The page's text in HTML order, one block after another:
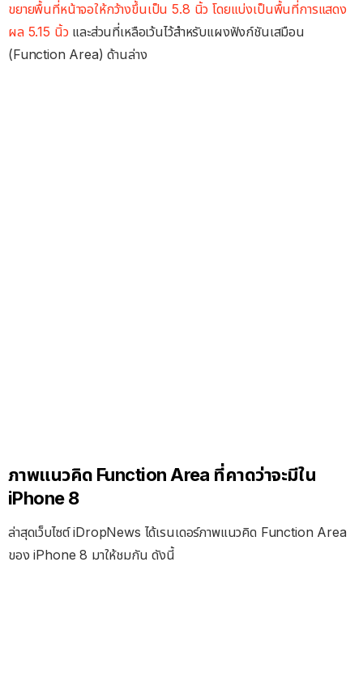
ขยายพื้นที่หน้าจอให้กว้างขึ้นเป็น 5.8 นิ้ว โดยแบ่งเป็นพื้นที่การแสดง
ผล 5.15 นิ้ว และส่วนที่เหลือเว้นไว้สำหรับแผงฟังก์ชันเสมือน
(Function Area) ด้านล่าง
ภาพแนวคิด Function Area ที่คาดว่าจะมีใน
iPhone 8
ล่าสุดเว็บไซต์ iDropNews ได้เรนเดอร์ภาพแนวคิด Function Area
ของ iPhone 8 มาให้ชมกัน ดังนี้